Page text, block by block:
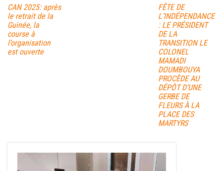
CAN 2025: après
le retrait de la
Guinée, la
course à
l’organisation
est ouverte
FÊTE DE
L’INDÉPENDANCE
: LE PRÉSIDENT
DE LA
TRANSITION LE
COLONEL
MAMADI
DOUMBOUYA
PROCÈDE AU
DÉPÔT D’UNE
GERBE DE
FLEURS À LA
PLACE DES
MARTYRS